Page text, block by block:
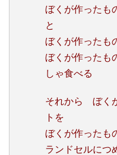
ぼくが作ったも
と
ぼくが作った
ぼくが作ったも
しゃ食べる
それから ぼく
トを
ぼくが作ったも
ランドセルに